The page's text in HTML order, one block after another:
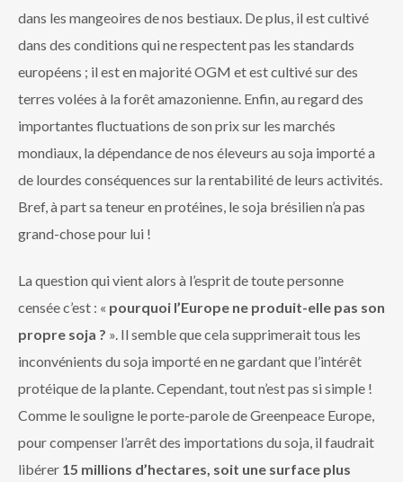
dans les mangeoires de nos bestiaux. De plus, il est cultivé
dans des conditions qui ne respectent pas les standards
européens ; il est en majorité OGM et est cultivé sur des
terres volées à la forêt amazonienne. Enfin, au regard des
importantes fluctuations de son prix sur les marchés
mondiaux, la dépendance de nos éleveurs au soja importé a
de lourdes conséquences sur la rentabilité de leurs activités.
Bref, à part sa teneur en protéines, le soja brésilien n’a pas
grand-chose pour lui !
La question qui vient alors à l’esprit de toute personne
censée c’est : « pourquoi l’Europe ne produit-elle pas son
propre soja ? ». Il semble que cela supprimerait tous les
inconvénients du soja importé en ne gardant que l’intérêt
protéique de la plante. Cependant, tout n’est pas si simple !
Comme le souligne le porte-parole de Greenpeace Europe,
pour compenser l’arrêt des importations du soja, il faudrait
libérer 15 millions d’hectares, soit une surface plus